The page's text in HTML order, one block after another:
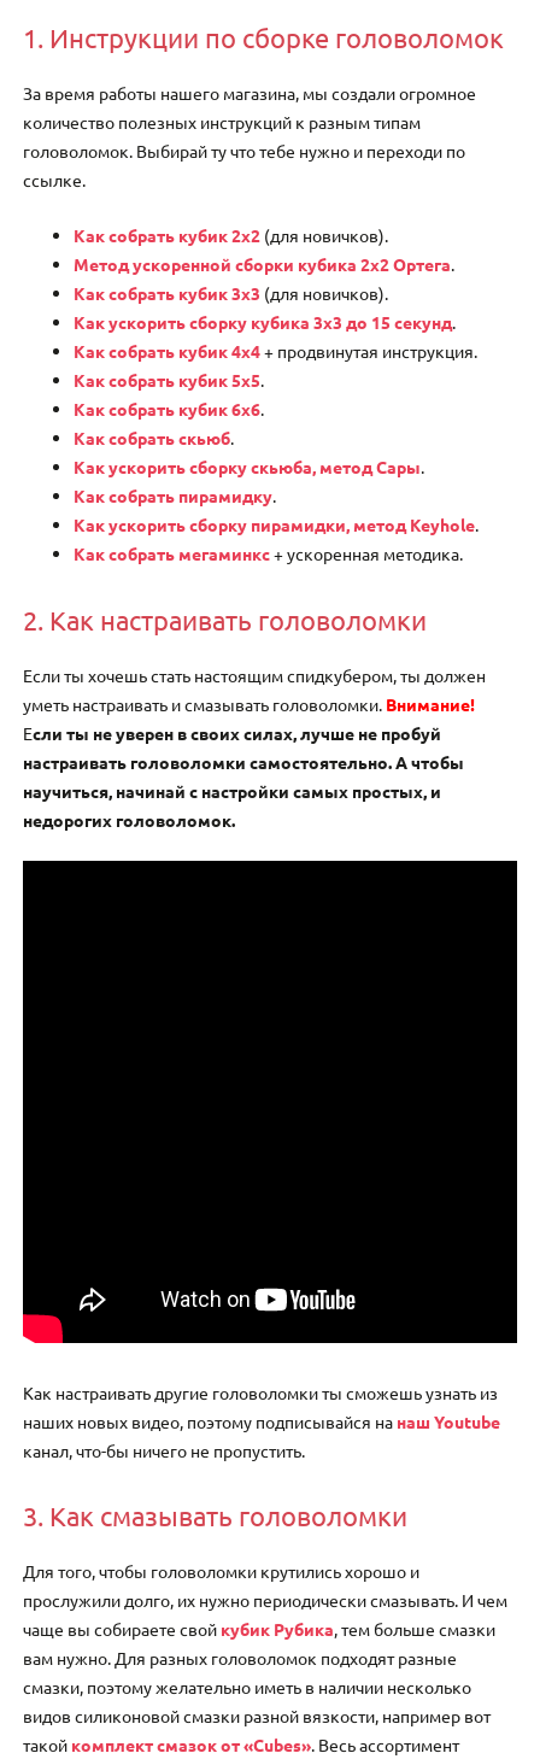
1. Инструкции по сборке головоломок
За время работы нашего магазина, мы создали огромное
количество полезных инструкций к разным типам
головоломок. Выбирай ту что тебе нужно и переходи по
ссылке.
Как собрать кубик 2х2(для новичков).
Метод ускоренной сборки кубика 2х2 Ортега.
Как собрать кубик 3х3 (для новичков).
Как ускорить сборку кубика 3х3 до 15 секунд.
Как собрать кубик 4х4+ продвинутая инструкция.
Как собрать кубик 5х5.
Как собрать кубик 6х6.
Как собрать скьюб.
Как ускорить сборку скьюба, метод Сары.
Как собрать пирамидку.
Как ускорить сборку пирамидки, метод Keyhole.
Как собрать мегаминкс+ ускоренная методика.
2. Как настраивать головоломки
Если ты хочешь стать настоящим спидкубером, ты должен
уметь настраивать и смазывать головоломки. Внимание!
Если ты не уверен в своих силах, лучше не пробуй
настраивать головоломки самостоятельно. А чтобы
научиться, начинай с настройки самых простых, и
недорогих головоломок.
Как настраивать другие головоломки ты сможешь узнать из
наших новых видео, поэтому подписывайся на наш Youtube
канал, что-бы ничего не пропустить.
3. Как смазывать головоломки
Для того, чтобы головоломки крутились хорошо и
прослужили долго, их нужно периодически смазывать. И чем
чаще вы собираете свой кубик Рубика, тем больше смазки
вам нужно. Для разных головоломок подходят разные
смазки, поэтому желательно иметь в наличии несколько
видов силиконовой смазки разной вязкости, например вот
такой комплект смазок от «Cubes». Весь ассортимент